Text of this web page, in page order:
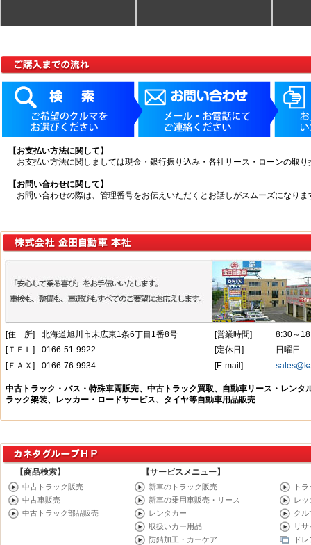
【商品検索】
中古トラック販売
中古車販売
中古トラック部品販売
【サービスメニュー】
新車のトラック販売
新車の乗用車販売・リース
レンタカー
取扱いカー用品
防錆加工・カーケア
ト
レッ
クル
リ
ド